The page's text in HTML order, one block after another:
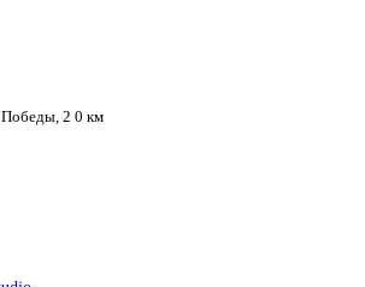
Победы, 2 0 км